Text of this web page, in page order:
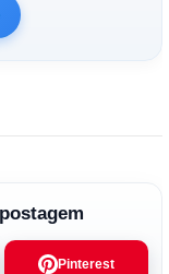
Pinterest